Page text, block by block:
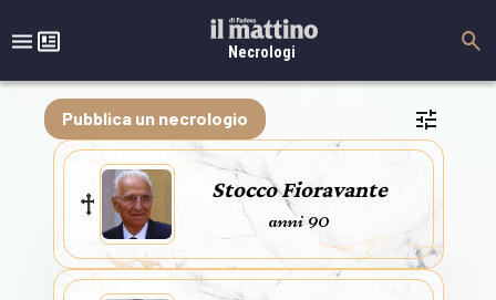
Necrologi
Pubblica un necrologio
Stocco Fioravante
anni 90